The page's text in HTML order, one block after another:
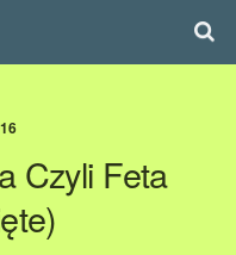
Czyli Feta